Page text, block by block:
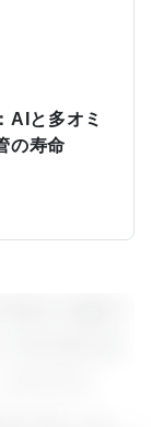
AIと多オミ
の寿命